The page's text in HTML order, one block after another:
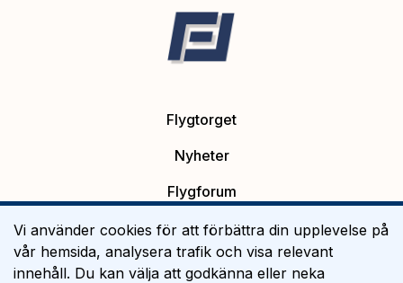
Flygtorget
Nyheter
Flygforum
Platsannonser
Flygutbildning
Vi använder cookies för att förbättra din upplevelse på
vår hemsida, analysera trafik och visa relevant
innehåll. Du kan välja att godkänna eller neka